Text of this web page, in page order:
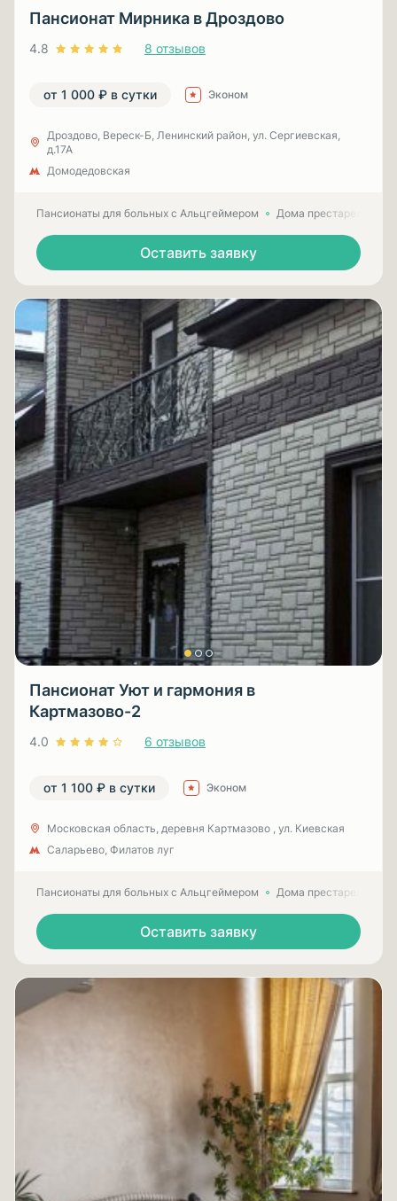
Пансионат Мирника в Дроздово
4.8 8 отзывов
от 1 000 ₽ в сутки Эконом
Дроздово, Вереск-Б, Ленинский район, ул. Сергиевская,
д.17А
Домодедовская
Пансионаты для больных с Альцгеймером Дома престарелых
Оставить заявку
Пансионат Уют и гармония в
Картмазово-2
4.0 6 отзывов
от 1 100 ₽ в сутки Эконом
Московская область, деревня Картмазово , ул. Киевская
Саларьево, Филатов луг
Пансионаты для больных с Альцгеймером Дома престарелых
Оставить заявку